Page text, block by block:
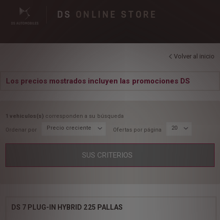
DS ONLINE STORE
Volver al inicio
Los precios mostrados incluyen las promociones DS
1 vehiculos(s) corresponden a su búsqueda
Ordenar por Precio creciente Ofertas por página 20
SUS CRITERIOS
DS 7 PLUG-IN HYBRID 225 PALLAS